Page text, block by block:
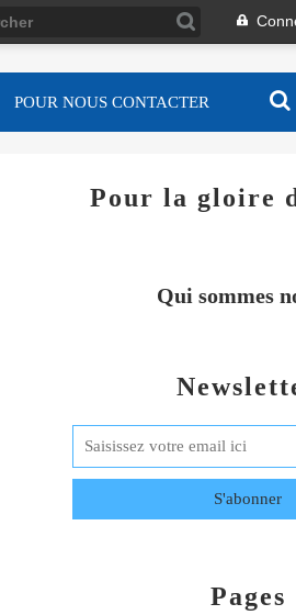
POUR NOUS CONTACTER
Pages
Pour la gloire
Qui sommes